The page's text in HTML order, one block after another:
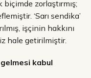
zorlaştırmış;
‘Sarı sendika’
işçinin hakkını
hale getirilmiştir.
kabul